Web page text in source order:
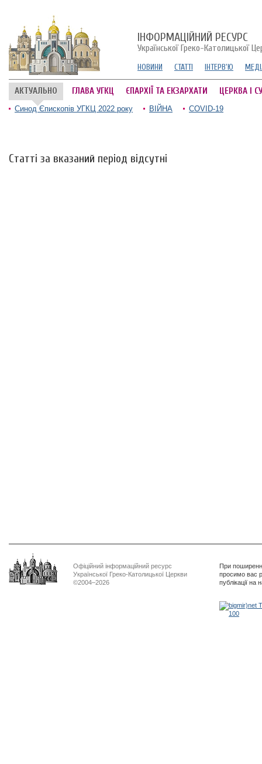
ІНФОРМАЦІЙНИЙ РЕСУРС
Української Греко-Католицької
НОВИНИ СТАТТІ ІНТЕРВ'Ю
АКТУАЛЬНО ГЛАВА УГКЦ ЄПАРХІЇ ТА ЕКЗАРХАТИ ЦЕРКВА І
Синод Єпископів УГКЦ 2022 року ВІЙНА COVID-19
Статті за вказаний період відсутні
Офіційний інформаційний ресурс
Української Греко-Католицької Церкви
©2004–2026
При
просимо вас
публікації на